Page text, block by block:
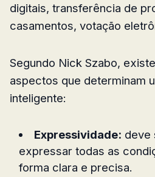
digitais, transferência de
casamentos, votação
Segundo Nick Szabo,
aspectos que determinam
inteligente:
Expressividade: deve
expressar todas as
forma clara e precisa.